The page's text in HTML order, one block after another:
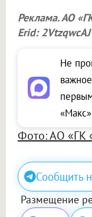
Реклама. АО
Erid:
Не
«Макс»
Фото: АО «ГК
Сообщить
Размещение